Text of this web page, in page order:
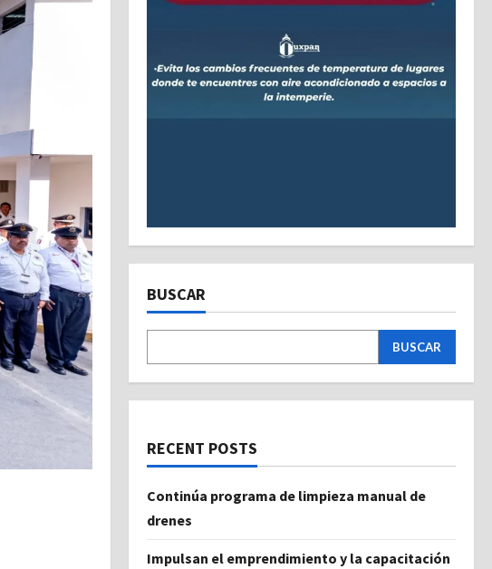
BUSCAR
BUSCAR
RECENT POSTS
Continúa programa de limpieza manual de
drenes
Impulsan el emprendimiento y la capacitación